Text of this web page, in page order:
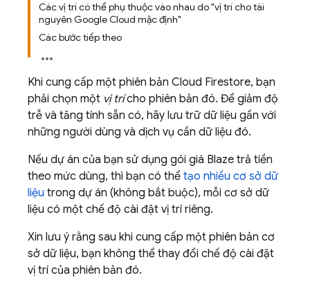
Các vị trí có thể phụ thuộc vào nhau do "vị trí cho tài
nguyên Google Cloud mặc định"
Các bước tiếp theo
Khi cung cấp một phiên bản Cloud Firestore, bạn
phải chọn một vị trícho phiên bản đó. Để giảm độ
trễ và tăng tính sẵn có, hãy lưu trữ dữ liệu gần với
những người dùng và dịch vụ cần dữ liệu đó.
Nếu dự án của bạn sử dụng gói giá Blaze trả tiền
theo mức dùng, thì bạn có thể tạo nhiều cơ sở dữ
liệu trong dự án (không bắt buộc), mỗi cơ sở dữ
liệu có một chế độ cài đặt vị trí riêng.
Xin lưu ý rằng sau khi cung cấp một phiên bản cơ
sở dữ liệu, bạn không thể thay đổi chế độ cài đặt
vị trí của phiên bản đó.